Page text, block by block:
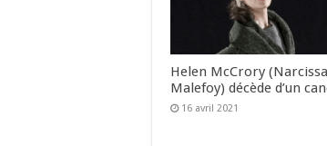
Helen McCrory (Narcissa
Malefoy) décède d’un
16 avril 2021